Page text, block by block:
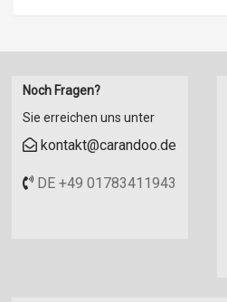
Noch Fragen?
Sie erreichen uns unter
kontakt@carandoo.de
DE +49 01783411943